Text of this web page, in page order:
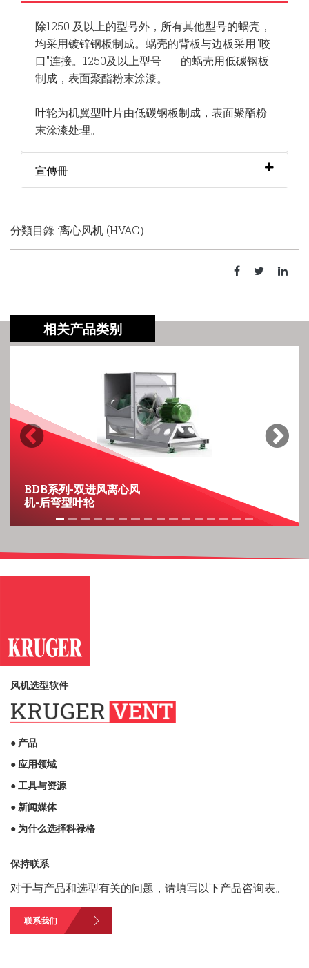
除1250 及以上的型号外，所有其他型号的蜗壳，
均采用镀锌钢板制成。蜗壳的背板与边板采用"咬
口"连接。1250及以上型号 的蜗壳用低碳钢板
制成，表面聚酯粉末涂漆。
叶轮为机翼型叶片由低碳钢板制成，表面聚酯粉
末涂漆处理。
宣傳冊
分類目錄 :离心风机 (HVAC）
相关产品类别
BDB系列-双进风离心风
机-后弯型叶轮
Previous Next
风机选型软件
● 产品
● 应用领域
● 工具与资源
● 新闻媒体
● 为什么选择科禄格
保持联系
对于与产品和选型有关的问题，请填写以下产品咨询表。
联系我们